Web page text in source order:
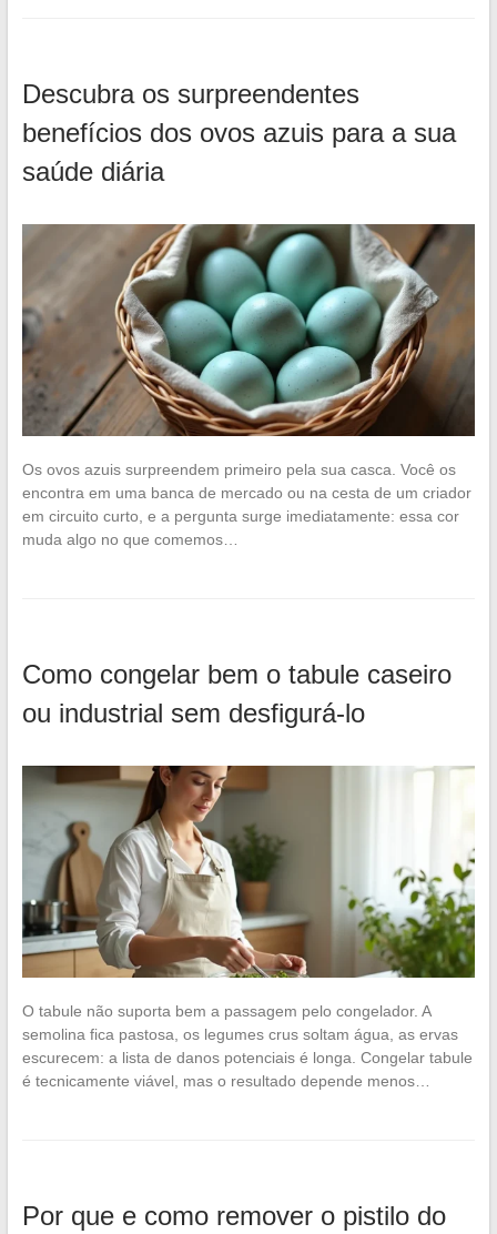
Descubra os surpreendentes
benefícios dos ovos azuis para a sua
saúde diária
Os ovos azuis surpreendem primeiro pela sua casca. Você os
encontra em uma banca de mercado ou na cesta de um criador
em circuito curto, e a pergunta surge imediatamente: essa cor
muda algo no que comemos…
Como congelar bem o tabule caseiro
ou industrial sem desfigurá-lo
O tabule não suporta bem a passagem pelo congelador. A
semolina fica pastosa, os legumes crus soltam água, as ervas
escurecem: a lista de danos potenciais é longa. Congelar tabule
é tecnicamente viável, mas o resultado depende menos…
Por que e como remover o pistilo do